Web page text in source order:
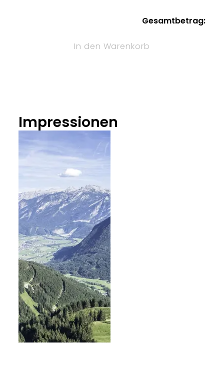
Gesamtbetrag:
In den Warenkorb
Impressionen